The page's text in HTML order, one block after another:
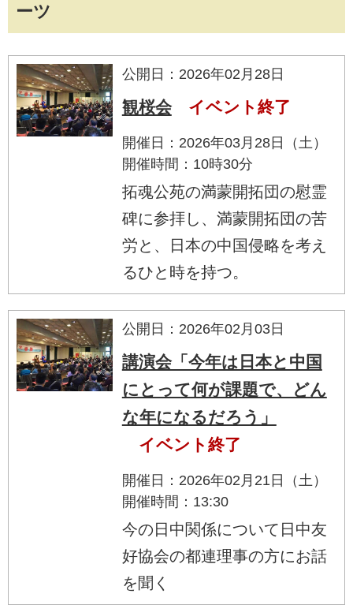
ーツ
公開日：2026年02月28日
観桜会 イベント終了
開催日：2026年03月28日（土）
開催時間：10時30分
拓魂公苑の満蒙開拓団の慰霊
碑に参拝し、満蒙開拓団の苦
労と、日本の中国侵略を考え
るひと時を持つ。
公開日：2026年02月03日
講演会「今年は日本と中国
にとって何が課題で、どん
な年になるだろう」
イベント終了
開催日：2026年02月21日（土）
開催時間：13:30
今の日中関係について日中友
好協会の都連理事の方にお話
を聞く